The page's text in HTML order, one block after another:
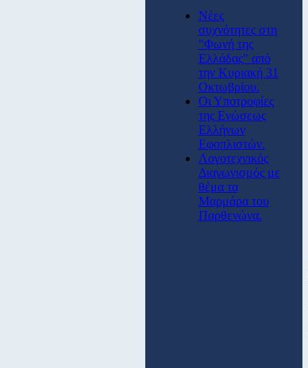
Νέες
συχνότητες στη
"Φωνή της
Ελλάδας" από
την Κυριακή 31
Οκτωβρίου.
Οι Υποτροφίες
της Ενώσεως
Ελλήνων
Εφοπλιστών.
Λογοτεχνικός
Διαγωνισμός με
θέμα τα
Μαρμάρα του
Παρθενώνα.